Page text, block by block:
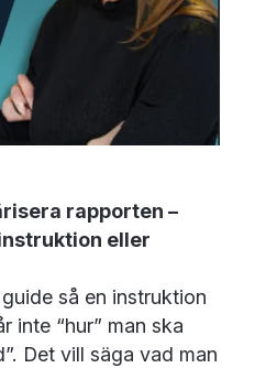
rapporten –
eller
så en instruktion
inte “hur” man ska
Det vill säga vad man